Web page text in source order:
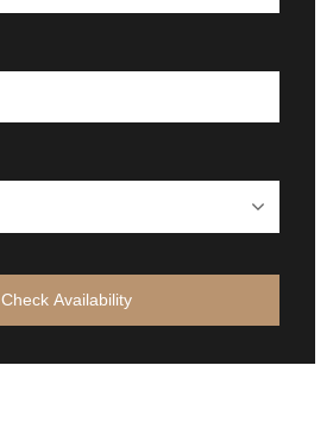
Check Availability